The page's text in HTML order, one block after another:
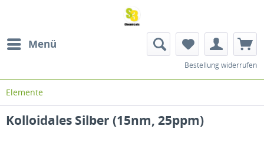
Menü
Bestellung widerrufen
Elemente
Kolloidales Silber (15nm, 25ppm)